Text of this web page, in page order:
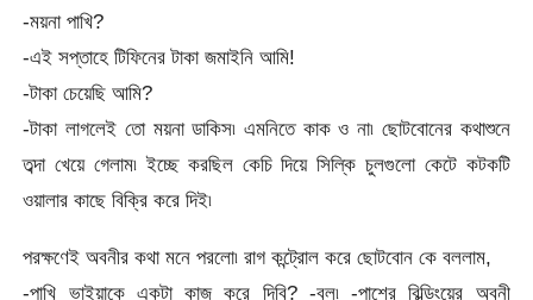
-ময়না পাখি?
-এই সপ্তাহে টিফিনের টাকা জমাইনি আমি!
-টাকা চেয়েছি আমি?
-টাকা লাগলেই তো ময়না ডাকিস৷ এমনিতে কাক ও না৷ ছোটবোনের কথাশুনে
তব্দা খেয়ে গেলাম৷ ইচ্ছে করছিল কেচি দিয়ে সিল্কি চুলগুলো কেটে কটকটি
ওয়ালার কাছে বিক্রি করে দিই৷
পরক্ষণেই অবনীর কথা মনে পরলো৷ রাগ কন্ট্রোল করে ছোটবোন কে বললাম,
-পাখি ভাইয়াকে একটা কাজ করে দিবি? -বল৷ -পাশের বিল্ডিংয়ের অবনী